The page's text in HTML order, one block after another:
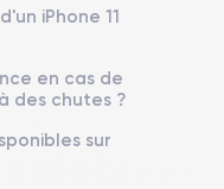
écran
x 828 pixels
iPhone 11
en cas de
des chutes ?
sur